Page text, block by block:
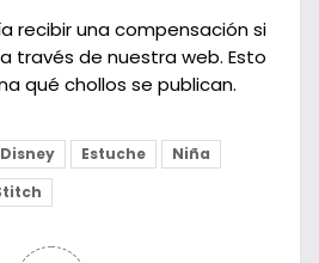
recibir una compensación si
través de nuestra web. Esto
qué chollos se publican.
Disney Estuche
Niña